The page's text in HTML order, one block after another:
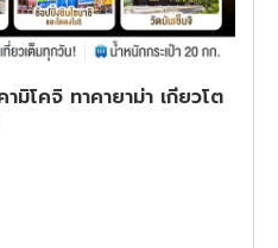
มิโคจิ ทาคายาม่า เกียวโต